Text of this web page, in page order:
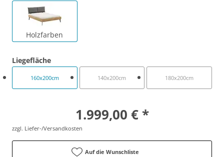
Holzfarben
Liegefläche
160x200cm 140x200cm 180x200cm
1.999,00 € *
zzgl. Liefer-/Versandkosten
Auf die Wunschliste